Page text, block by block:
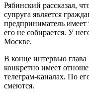
Рябинский рассказал,
супруга является
предприниматель имеет
его не собирается. У
Москве.
В конце интервью
конкретно имеет
телеграм-каналах. По
смеются.